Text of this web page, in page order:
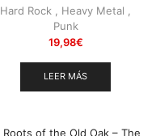
Hard Rock Heavy Metal
Punk
19,98€
LEER MÁS